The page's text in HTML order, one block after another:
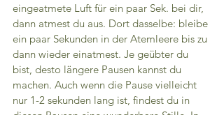
eingeatmete Luft für ein paar Sek. bei dir,
dann atmest du aus. Dort dasselbe: bleibe
ein paar Sekunden in der Atemleere bis zu
dann wieder einatmest. Je geübter du
bist, desto längere Pausen kannst du
machen. Auch wenn die Pause vielleicht
nur 1-2 sekunden lang ist, findest du in